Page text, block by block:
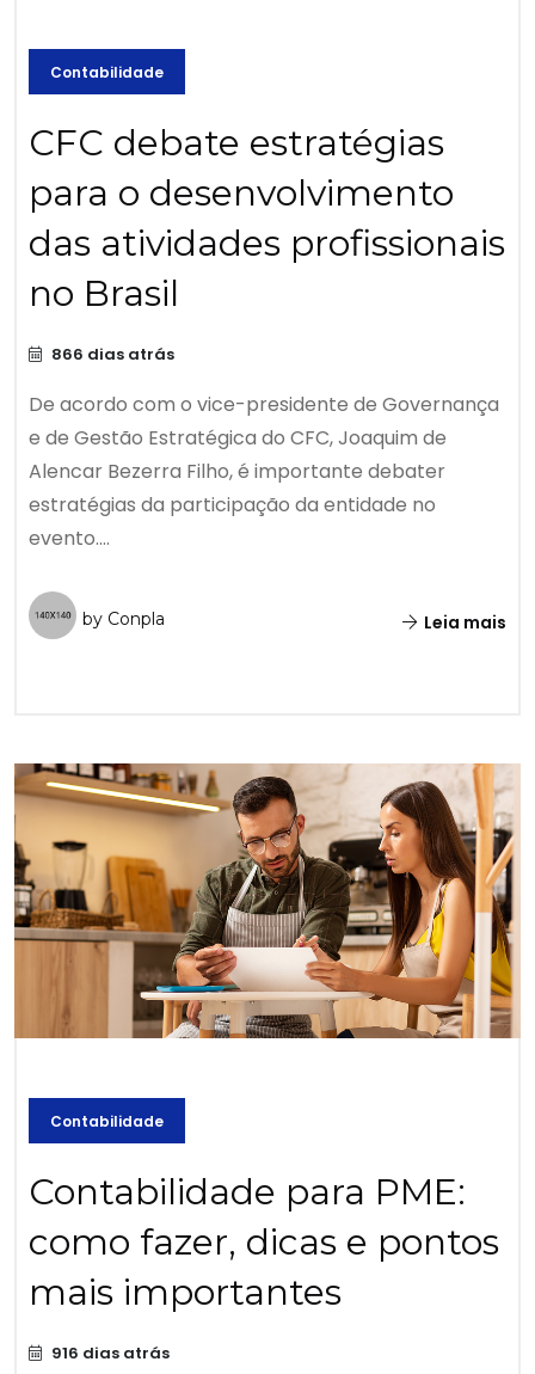
Contabilidade
CFC debate estratégias
para o desenvolvimento
das atividades profissionais
no Brasil
866 dias atrás
De acordo com o vice-presidente de Governança
e de Gestão Estratégica do CFC, Joaquim de
Alencar Bezerra Filho, é importante debater
estratégias da participação da entidade no
evento....
by Conpla Leia mais
Contabilidade
Contabilidade para PME:
como fazer, dicas e pontos
mais importantes
916 dias atrás